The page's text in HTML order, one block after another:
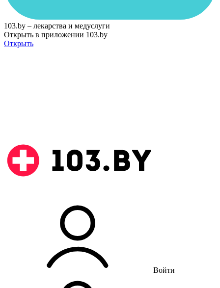
103.by – лекарства и медуслуги
Открыть в приложении 103.by
Открыть
Войти